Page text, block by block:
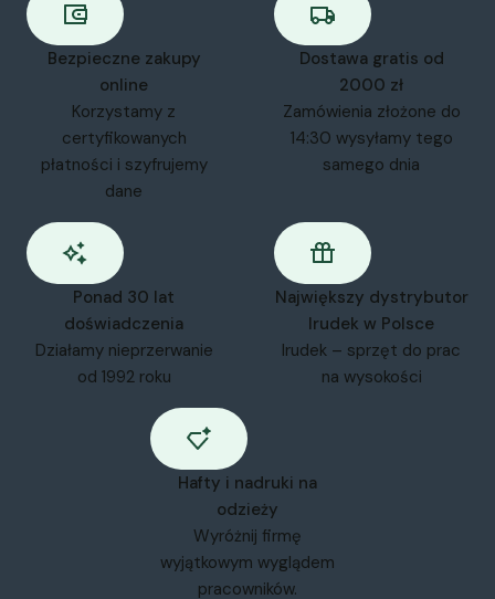
Bezpieczne zakupy
online
Korzystamy z
certyfikowanych
płatności i szyfrujemy
dane
Dostawa gratis od
2000 zł
Zamówienia złożone do
14:30 wysyłamy tego
samego dnia
Ponad 30 lat
doświadczenia
Działamy nieprzerwanie
od 1992 roku
Największy dystrybutor
Irudek w Polsce
Irudek – sprzęt do prac
na wysokości
Hafty i nadruki na
odzieży
Wyróżnij firmę
wyjątkowym wyglądem
pracowników.